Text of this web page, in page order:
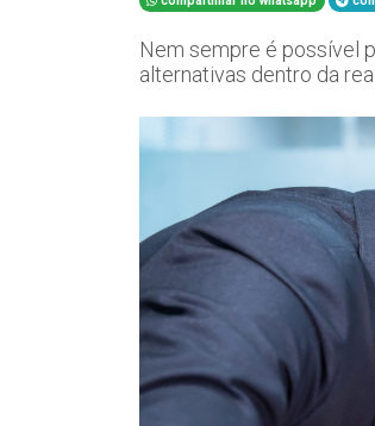
Nem sempre é possível
alternativas dentro da